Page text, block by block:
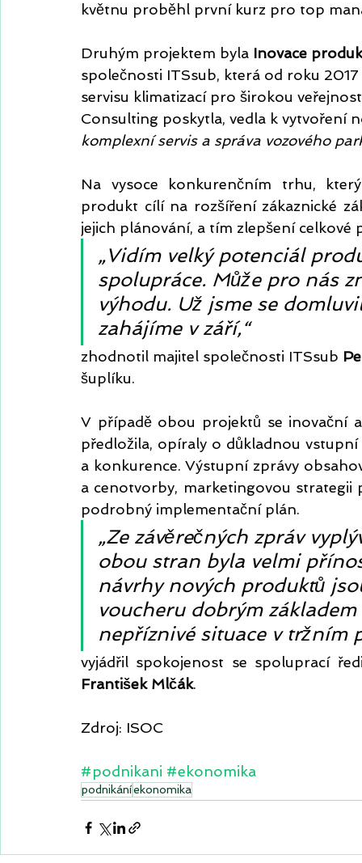
květnu proběhl první kurz pro top
Druhým projektem byla Inovace
společnosti ITSsub, která od roku
servisu klimatizací pro širokou
Consulting poskytla, vedla k vytvoření
komplexní servis a správa vozového
Na vysoce konkurenčním trhu,
produkt cílí na rozšíření zákaznické
jejich plánování, a tím zlepšení celkové
„Vidím velký potenciál
spolupráce. Může pro nás
výhodu. Už jsme se
zahájíme v září,“
zhodnotil majitel společnosti ITSsub
šuplíku.
V případě obou projektů se inovační
předložila, opíraly o důkladnou
a konkurence. Výstupní zprávy
a cenotvorby, marketingovou
podrobný implementační plán.
„Ze závěrečných zpráv
obou stran byla velmi
návrhy nových produktů
voucheru dobrým
nepříznivé situace v tržním
František Mlčák.
Zdroj: ISOC
#podnikani #ekonomika
podnikáníekonomika